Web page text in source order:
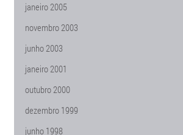
janeiro 2005
novembro 2003
junho 2003
janeiro 2001
outubro 2000
dezembro 1999
junho 1998